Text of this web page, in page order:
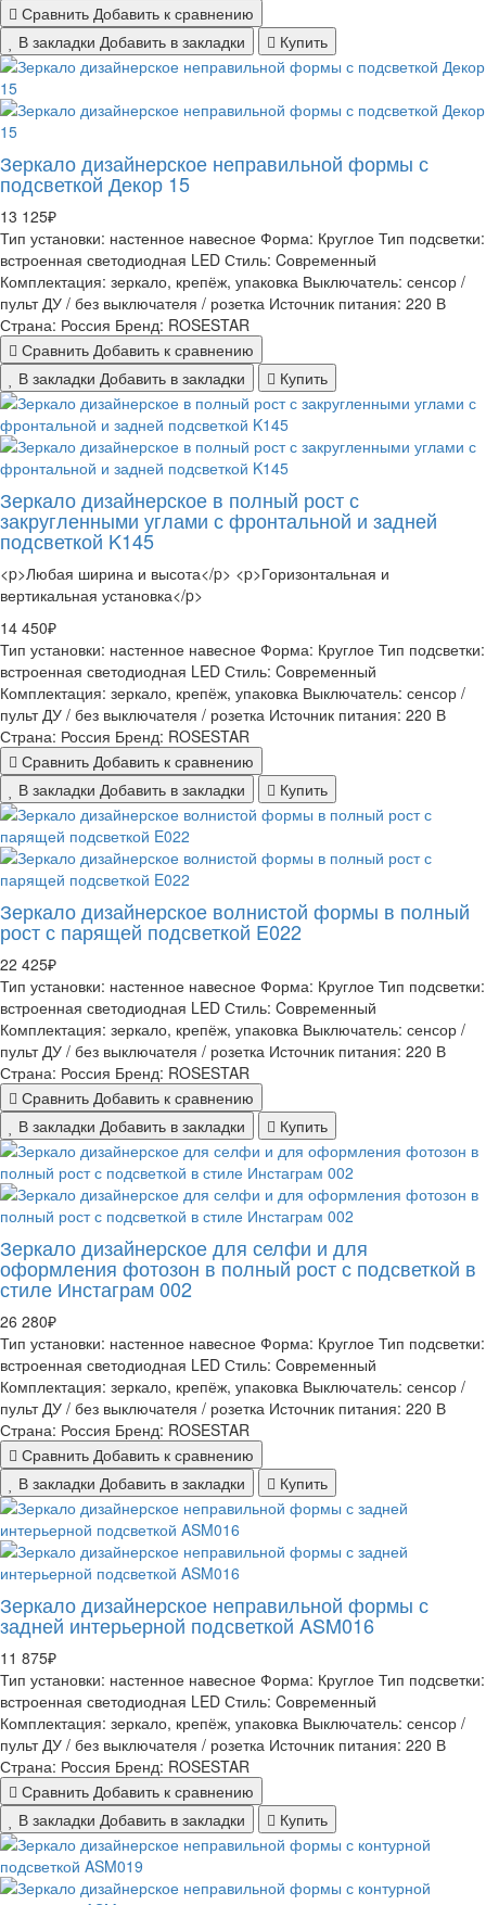
Сравнить Добавить к сравнению
В закладки Добавить в закладки Купить
Зеркало дизайнерское неправильной формы с
подсветкой Декор 15
13 125₽
Тип установки: настенное навесное Форма: Круглое Тип подсветки:
встроенная светодиодная LED Стиль: Cовременный
Комплектация: зеркало, крепёж, упаковка Выключатель: сенсор /
пульт ДУ / без выключателя / розетка Источник питания: 220 В
Страна: Россия Бренд: ROSESTAR
Сравнить Добавить к сравнению
В закладки Добавить в закладки Купить
Зеркало дизайнерское в полный рост с
закругленными углами с фронтальной и задней
подсветкой K145
<p>Любая ширина и высота</p> <p>Горизонтальная и
вертикальная установка</p>
14 450₽
Тип установки: настенное навесное Форма: Круглое Тип подсветки:
встроенная светодиодная LED Стиль: Cовременный
Комплектация: зеркало, крепёж, упаковка Выключатель: сенсор /
пульт ДУ / без выключателя / розетка Источник питания: 220 В
Страна: Россия Бренд: ROSESTAR
Сравнить Добавить к сравнению
В закладки Добавить в закладки Купить
Зеркало дизайнерское волнистой формы в полный
рост с парящей подсветкой E022
22 425₽
Тип установки: настенное навесное Форма: Круглое Тип подсветки:
встроенная светодиодная LED Стиль: Cовременный
Комплектация: зеркало, крепёж, упаковка Выключатель: сенсор /
пульт ДУ / без выключателя / розетка Источник питания: 220 В
Страна: Россия Бренд: ROSESTAR
Сравнить Добавить к сравнению
В закладки Добавить в закладки Купить
Зеркало дизайнерское для селфи и для
оформления фотозон в полный рост с подсветкой в
стиле Инстаграм 002
26 280₽
Тип установки: настенное навесное Форма: Круглое Тип подсветки:
встроенная светодиодная LED Стиль: Cовременный
Комплектация: зеркало, крепёж, упаковка Выключатель: сенсор /
пульт ДУ / без выключателя / розетка Источник питания: 220 В
Страна: Россия Бренд: ROSESTAR
Сравнить Добавить к сравнению
В закладки Добавить в закладки Купить
Зеркало дизайнерское неправильной формы с
задней интерьерной подсветкой ASM016
11 875₽
Тип установки: настенное навесное Форма: Круглое Тип подсветки:
встроенная светодиодная LED Стиль: Cовременный
Комплектация: зеркало, крепёж, упаковка Выключатель: сенсор /
пульт ДУ / без выключателя / розетка Источник питания: 220 В
Страна: Россия Бренд: ROSESTAR
Сравнить Добавить к сравнению
В закладки Добавить в закладки Купить